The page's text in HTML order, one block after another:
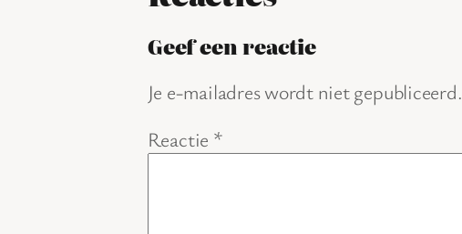
Geef een reactie
Je e-mailadres wordt niet gepubliceerd.
Reactie *